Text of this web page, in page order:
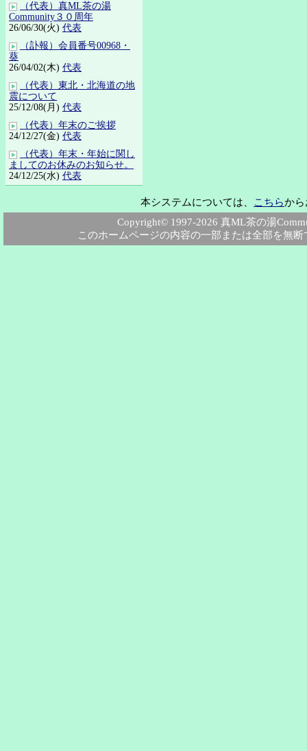
（代表）真ML茶の湯
Community３０周年
26/06/30(火) 代表
（訃報）会員番号00968・
葵
26/04/02(木) 代表
（代表）東北・北海道の地
震について
25/12/08(月) 代表
（代表）年末のご挨拶
24/12/27(金) 代表
（代表）年末・年始に関し
ましてのお休みのお知らせ。
24/12/25(水) 代表
本システムについては、 こちらから
Copyright© 1997-2026 真ML茶の湯
このホームページの内容の一部または全部を無